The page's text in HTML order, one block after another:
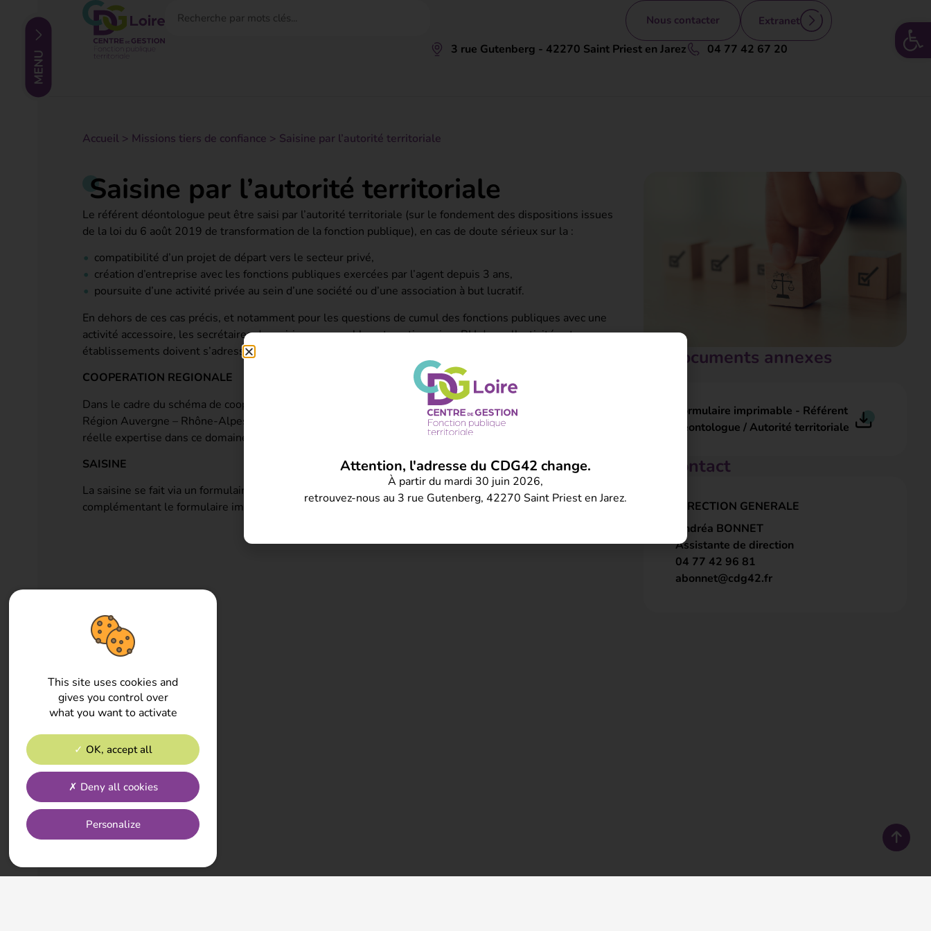
Nous contacter Extranet
3 rue Gutenberg - 42270 Saint Priest en Jarez 04 77 42 67 20
Accueil> Missions tiers de confiance > Saisine par l’autorité territoriale
Saisine par l’autorité territoriale
Le référent déontologue peut être saisi par l’autorité territoriale (sur le fondement des dispositions issues
de la loi du 6 août 2019 de transformation de la fonction publique), en cas de doute sérieux sur la :
compatibilité d’un projet de départ vers le secteur privé,
création d’entreprise avec les fonctions publiques exercées par l’agent depuis 3 ans,
poursuite d’une activité privée au sein d’une société ou d’une association à but lucratif.
En dehors de ces cas précis, et notamment pour les questions de cumul des fonctions publiques avec une
activité accessoire, les secrétaires de mairie, responsables et gestionnaires RH des collectivités et
établissements doivent s’adresser au service carrières du CDG42.
COOPERATION REGIONALE
Dans le cadre du schéma de coopération, de mutualisation et de spécialisation des centres de gestion de la
Région Auvergne – Rhône-Alpes, il a été décidé de confier cette mission au CDG69, qui a développé une
réelle expertise dans ce domaine.
SAISINE
La saisine se fait via un formulaire en ligne disponible sur le site du CDG69 formulaire en ligne ou en
complémentant le formulaire imprimable.
Documents annexes
Formulaire imprimable - Référent
déontologue / Autorité territoriale
Contact
DIRECTION GENERALE
Andréa BONNET
Assistante de direction
04 77 42 96 81
abonnet@cdg42.fr
This site uses cookies and
gives you control over
what you want to activate
OK, accept all
Deny all cookies
Personalize
Attention, l'adresse du CDG42 change.
À partir du mardi 30 juin 2026,
retrouvez-nous au 3 rue Gutenberg, 42270 Saint Priest en Jarez.